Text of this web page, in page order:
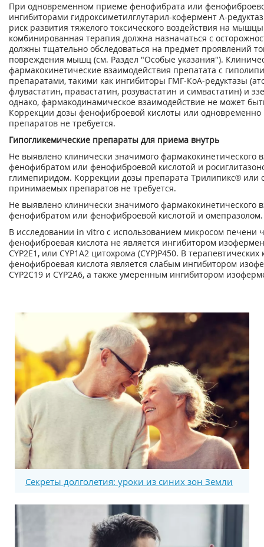
При одновременном приеме фенофибрата или
ингибиторами гидроксиметилглутарил-кофермент А-
риск развития тяжелого токсического воздействия на
комбинированная терапия должна назначаться с
должны тщательно обследоваться на предмет проявлений
повреждения мышц (см. Раздел "Особые указания").
фармакокинетические взаимодействия препатата с
препаратами, такими как ингибиторы ГМГ-КоА-редуктазы
флувастатин, правастатин, розувастатин и симвастатин) и
однако, фармакодинамическое взаимодействие не может
Коррекции дозы фенофиброевой кислоты или
препаратов не требуется.
Гипогликемические препараты для приема внутрь
Не выявлено клинически значимого фармакокинетического
фенофибратом или фенофиброевой кислотой и
глимепиридом. Коррекции дозы препарата Трилипикс® или
принимаемых препаратов не требуется.
Не выявлено клинически значимого фармакокинетического
фенофибратом или фенофиброевой кислотой и омепразолом.
В исследовании in vitro с использованием микросом печени
фенофиброевая кислота не является ингибитором
CYP2E1, или CYP1A2 цитохрома (CYP)P450. В
фенофиброевая кислота является слабым ингибитором
CYP2C19 и CYP2A6, а также умеренным ингибитором
Секреты долголетия: уроки из синих зон Земли